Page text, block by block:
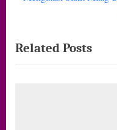
v
i
Related Posts